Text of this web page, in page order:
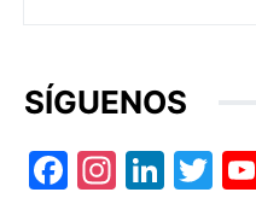
SÍGUENOS
Facebook